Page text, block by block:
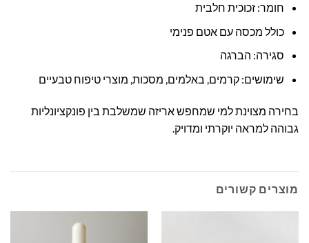
חומר: זכוכית חלבית
כולל מכסה עם אטם פנימי
סגירה: הברגה
שימושים: קרמים, באלמים, מסכות, מוצרי טיפוח טבעיים
בחירה מצוינת למי שמחפש אריזה שמשלבת בין פונקציונליות
גבוהה למראה יוקרתי ומדויק.
מוצרים קשורים